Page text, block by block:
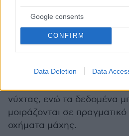
Google consents
CONFIRM
Data Deletion Data
Το T-90M φέρει κινητήρες
ικανό να απομακρύνει
σε απόσταση 5 χιλιομέτρων
προστατευμένες και
τεχνολογία επιτρέπει στο
νύχτας, ενώ τα δεδομένα
μοιράζονται σε
οχήματα μάχης.